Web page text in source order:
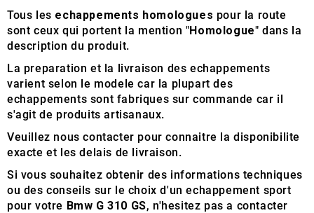
Tous les echappements homologues pour la route
sont ceux qui portent la mention "Homologue" dans la
description du produit.
La preparation et la livraison des echappements
varient selon le modele car la plupart des
echappements sont fabriques sur commande car il
s'agit de produits artisanaux.
Veuillez nous contacter pour connaitre la disponibilite
exacte et les delais de livraison.
Si vous souhaitez obtenir des informations techniques
ou des conseils sur le choix d'un echappement sport
pour votre Bmw G 310 GS, n'hesitez pas a contacter